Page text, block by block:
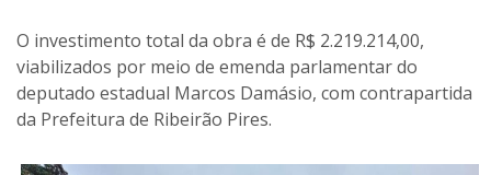
O investimento total da obra é de R$ 2.219.214,00,
viabilizados por meio de emenda parlamentar do
deputado estadual Marcos Damásio, com contrapartida
da Prefeitura de Ribeirão Pires.